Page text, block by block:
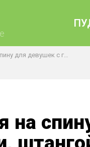
штангой, на турнике в домашних условиях
на